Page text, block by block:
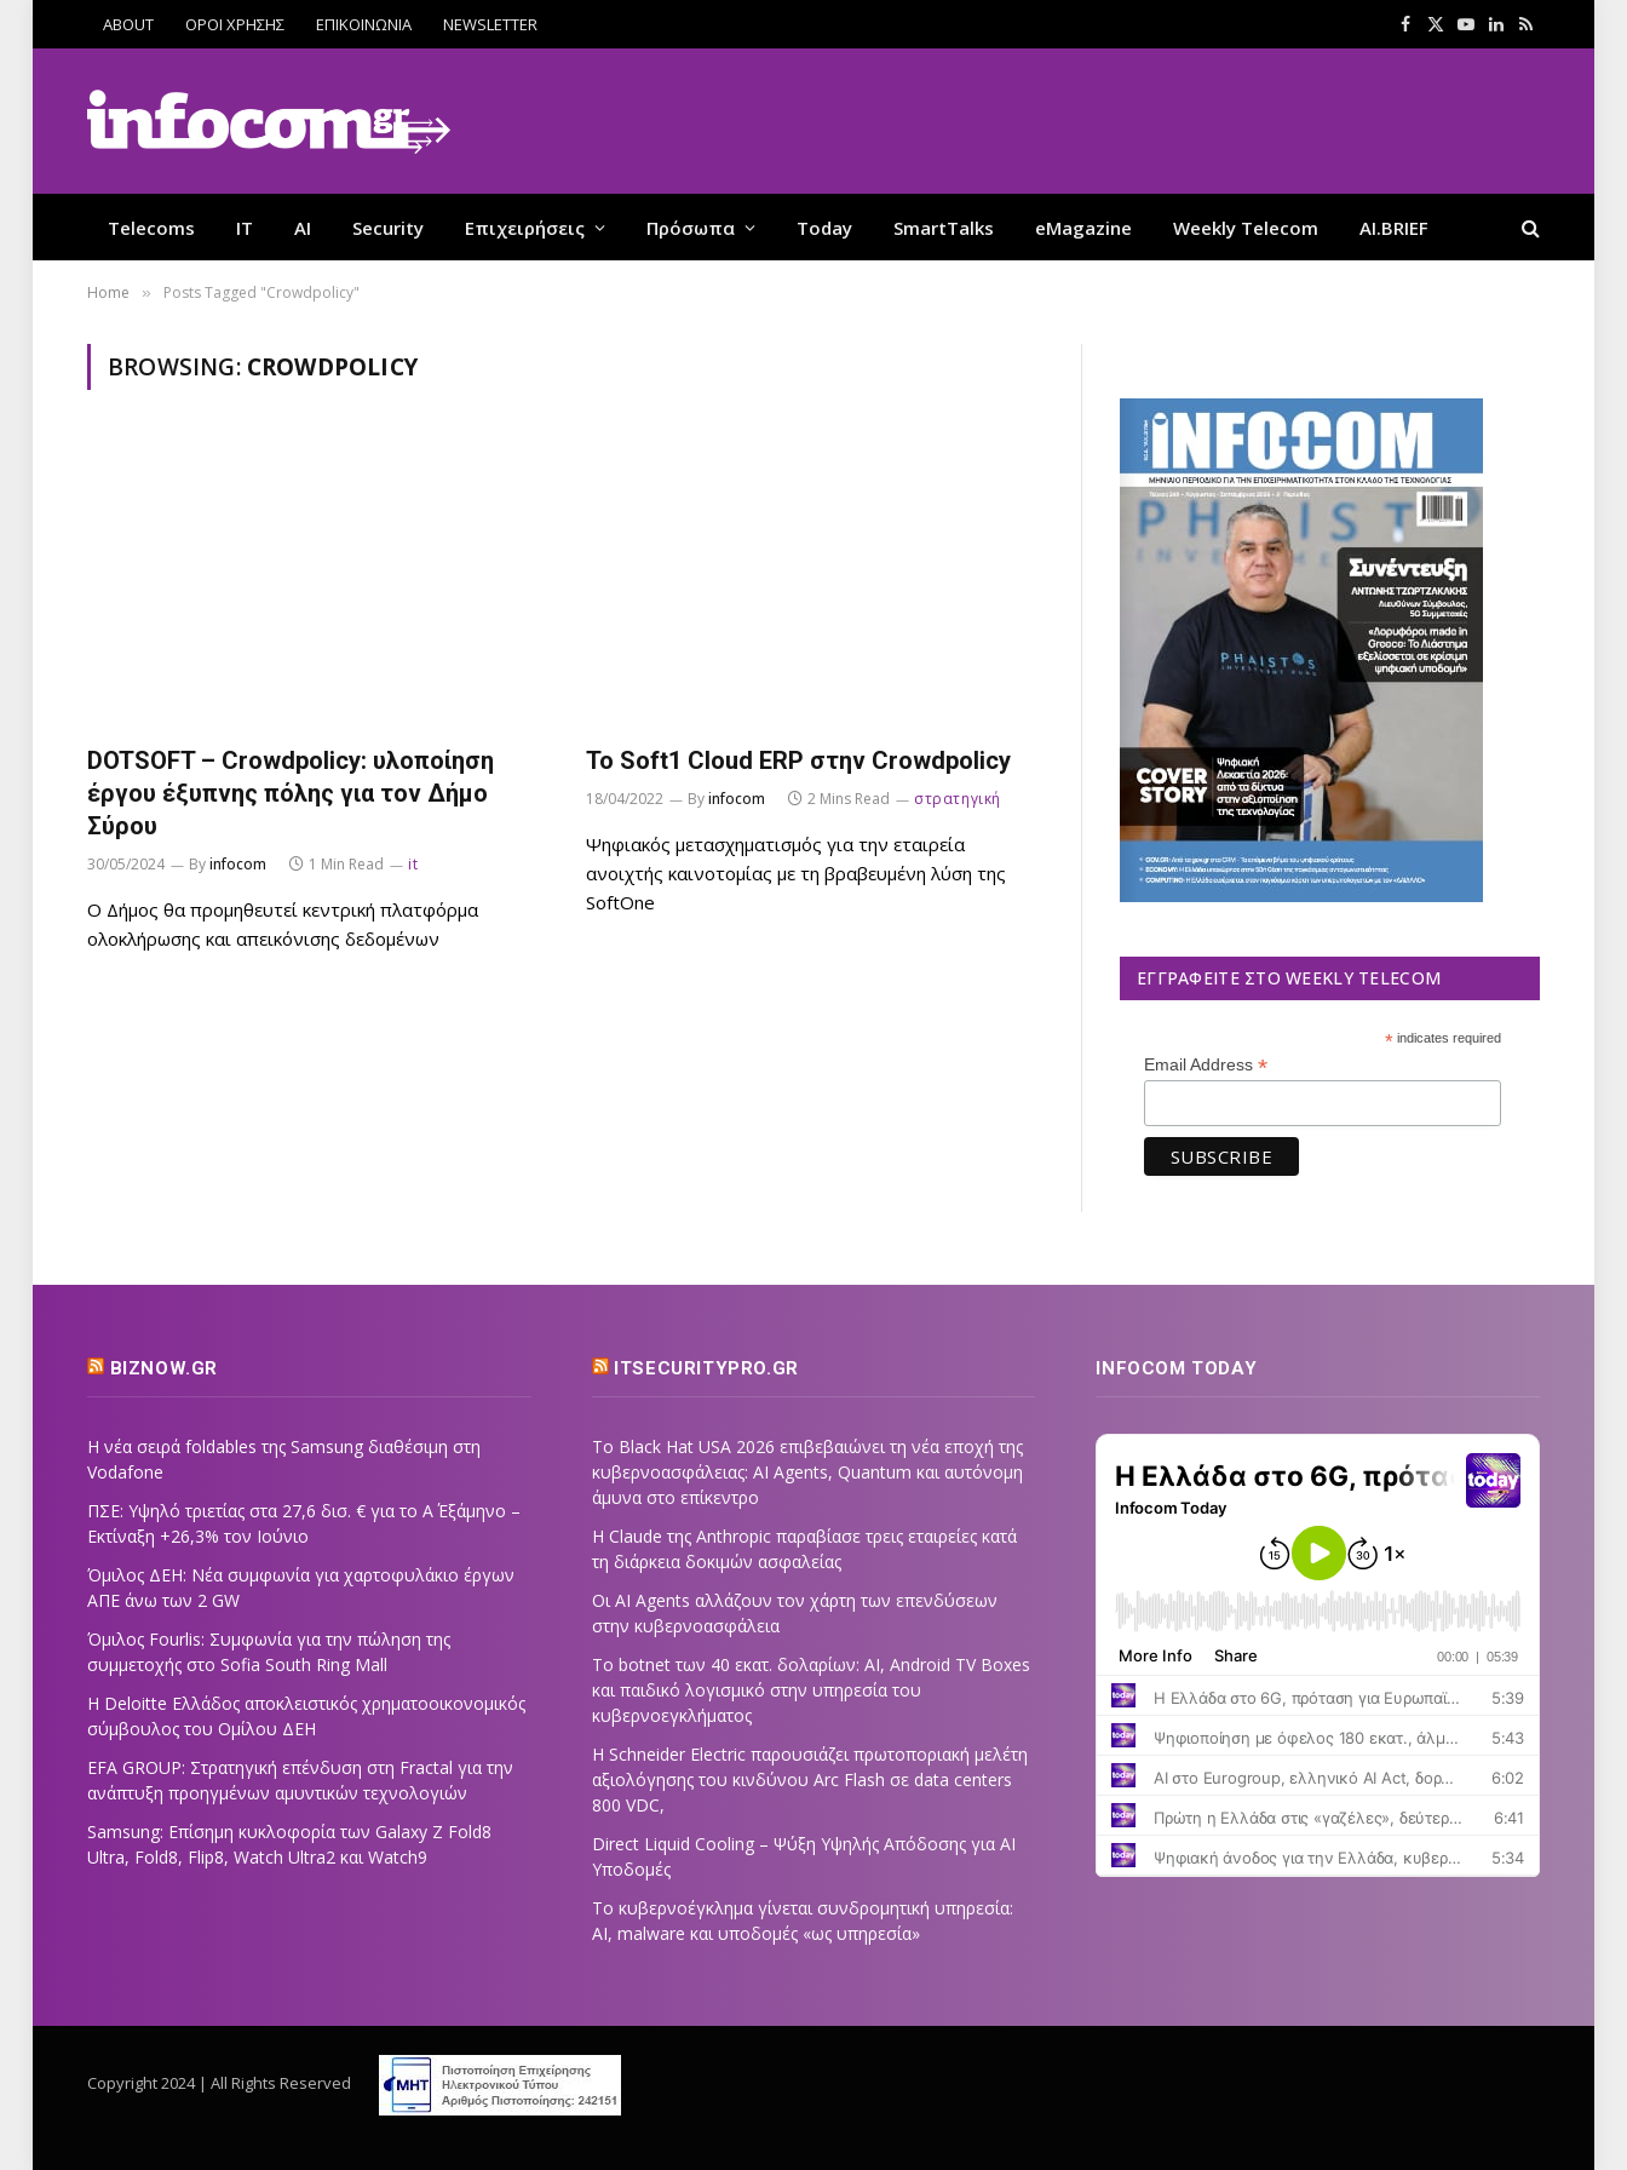
ABOUT ΟΡΟΙ ΧΡΗΣΗΣ ΕΠΙΚΟΙΝΩΝΙΑ NEWSLETTER Facebook
X
YouTube
LinkedIn
RSS
Telecoms IT AI Security Επιχειρήσεις Πρόσωπα Today SmartTalks eMagazine Weekly Telecom AI.BRIEF
Home » Posts Tagged "Crowdpolicy"
BROWSING: CROWDPOLICY
DOTSOFT – Crowdpolicy: υλοποίηση
έργου έξυπνης πόλης για τον Δήμο
Σύρου
30/05/2024 Byinfocom 1 Min Read it
O Δήμος θα προμηθευτεί κεντρική πλατφόρμα
ολοκλήρωσης και απεικόνισης δεδομένων
Το Soft1 Cloud ERP στην Crowdpolicy
18/04/2022 Byinfocom 2 Mins Read στρατηγική
Ψηφιακός μετασχηματισμός για την εταιρεία
ανοιχτής καινοτομίας με τη βραβευμένη λύση της
SoftOne
ΕΓΓΡΑΦΕΊΤΕ ΣΤΟ WEEKLY TELECOM
*indicates required
Email Address *
BIZNOW.GR
Η νέα σειρά foldables της Samsung διαθέσιμη στη
Vodafone
ΠΣΕ: Υψηλό τριετίας στα 27,6 δισ. € για το Α΄ Εξάμηνο –
Εκτίναξη +26,3% τον Ιούνιο
Όμιλος ΔΕΗ: Νέα συμφωνία για χαρτοφυλάκιο έργων
ΑΠΕ άνω των 2 GW
Όμιλος Fourlis: Συμφωνία για την πώληση της
συμμετοχής στο Sofia South Ring Mall
Η Deloitte Ελλάδος αποκλειστικός χρηματοοικονομικός
σύμβουλος του Ομίλου ΔΕΗ
EFA GROUP: Στρατηγική επένδυση στη Fractal για την
ανάπτυξη προηγμένων αμυντικών τεχνολογιών
Samsung: Επίσημη κυκλοφορία των Galaxy Z Fold8
Ultra, Fold8, Flip8, Watch Ultra2 και Watch9
ITSECURITYPRO.GR
Το Black Hat USA 2026 επιβεβαιώνει τη νέα εποχή της
κυβερνοασφάλειας: AI Agents, Quantum και αυτόνομη
άμυνα στο επίκεντρο
Η Claude της Anthropic παραβίασε τρεις εταιρείες κατά
τη διάρκεια δοκιμών ασφαλείας
Οι AI Agents αλλάζουν τον χάρτη των επενδύσεων
στην κυβερνοασφάλεια
Το botnet των 40 εκατ. δολαρίων: AI, Android TV Boxes
και παιδικό λογισμικό στην υπηρεσία του
κυβερνοεγκλήματος
Η Schneider Electric παρουσιάζει πρωτοποριακή μελέτη
αξιολόγησης του κινδύνου Arc Flash σε data centers
800 VDC,
Direct Liquid Cooling – Ψύξη Υψηλής Απόδοσης για AI
Υποδομές
Το κυβερνοέγκλημα γίνεται συνδρομητική υπηρεσία:
AI, malware και υποδομές «ως υπηρεσία»
INFOCOM TODAY
Copyright 2024 | All Rights Reserved